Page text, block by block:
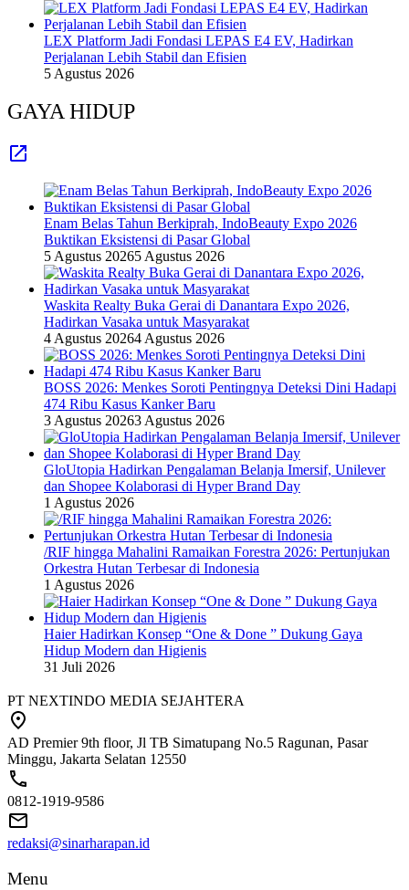
LEX Platform Jadi Fondasi LEPAS E4 EV, Hadirkan
Perjalanan Lebih Stabil dan Efisien
5 Agustus 2026
GAYA HIDUP
Enam Belas Tahun Berkiprah, IndoBeauty Expo 2026
Buktikan Eksistensi di Pasar Global
5 Agustus 20265 Agustus 2026
Waskita Realty Buka Gerai di Danantara Expo 2026,
Hadirkan Vasaka untuk Masyarakat
4 Agustus 20264 Agustus 2026
BOSS 2026: Menkes Soroti Pentingnya Deteksi Dini Hadapi
474 Ribu Kasus Kanker Baru
3 Agustus 20263 Agustus 2026
GloUtopia Hadirkan Pengalaman Belanja Imersif, Unilever
dan Shopee Kolaborasi di Hyper Brand Day
1 Agustus 2026
/RIF hingga Mahalini Ramaikan Forestra 2026: Pertunjukan
Orkestra Hutan Terbesar di Indonesia
1 Agustus 2026
Haier Hadirkan Konsep “One & Done ” Dukung Gaya
Hidup Modern dan Higienis
31 Juli 2026
PT NEXTINDO MEDIA SEJAHTERA
AD Premier 9th floor, Jl TB Simatupang No.5 Ragunan, Pasar
Minggu, Jakarta Selatan 12550
0812-1919-9586
redaksi@sinarharapan.id
Menu